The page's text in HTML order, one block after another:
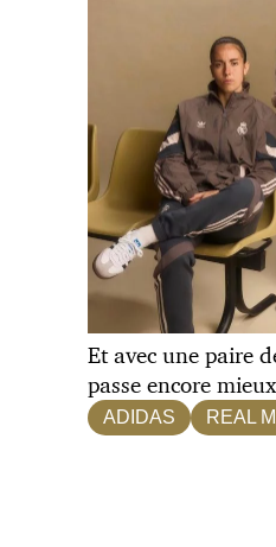
Et avec une paire
passe encore
ADIDAS REAL